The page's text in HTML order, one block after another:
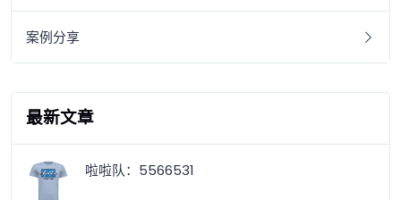
案例分享
最新文章
啦啦队：5566531